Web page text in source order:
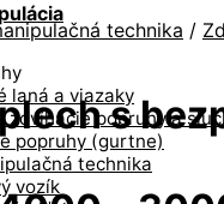
laná a viazaky
zdvíhacie popruhy a
popruhy (gurtne)
technika
vozík
technika /
s